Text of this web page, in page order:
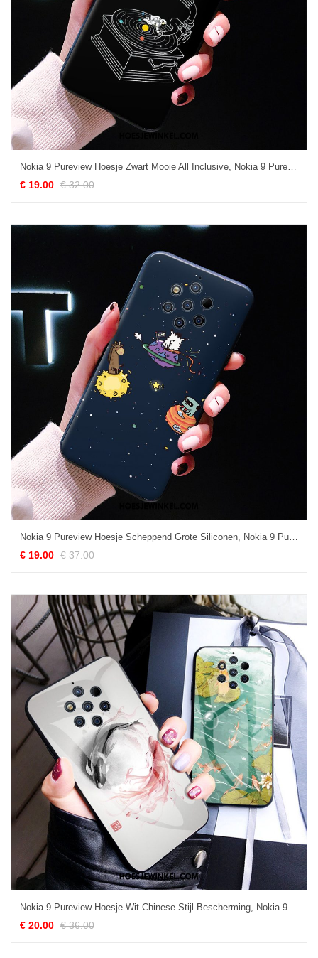
Nokia 9 Pureview Hoesje Zwart Mooie All Inclusive, Nokia 9 Pureview Hoesje Siliconen Persoonlijk
€ 19.00 € 32.00
Nokia 9 Pureview Hoesje Scheppend Grote Siliconen, Nokia 9 Pureview Hoesje Reliëf Mobiele Telefoon
€ 19.00 € 37.00
Nokia 9 Pureview Hoesje Wit Chinese Stijl Bescherming, Nokia 9 Pureview Hoesje Persoonlijk Glas
€ 20.00 € 36.00